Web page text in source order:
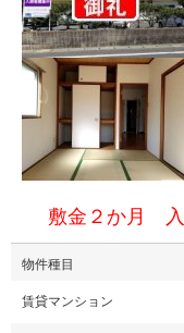
敷金２か月 入
物件種目
賃貸マンション